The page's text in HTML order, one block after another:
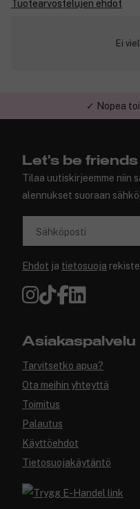
Tuotearvostelujen ehdot
Ei
Let's be friends
Tilaa uutiskirjeemme niin
alennukset suoraan
Sähköposti
Ehdot ja tietosuoja
Asiakaspalvelu
Tarvitsetko apua?
Ota meihin yhteyttä
Toimitus
Palautus
Käyttöehdot
Tietosuojakäytäntö